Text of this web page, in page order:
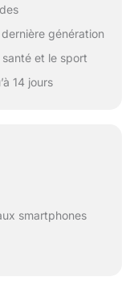
génération
et le sport
14 jours
smartphones